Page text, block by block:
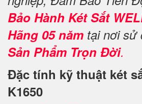
Bảo Hành Két Sắt
Hãng 05 năm tại nơi sử
Sản Phẩm Trọn Đời.
Đặc tính kỹ thuật két
K1650